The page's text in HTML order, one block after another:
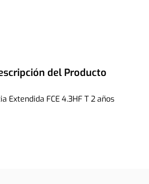
del Producto
Extendida FCE 4.3HF T 2 años